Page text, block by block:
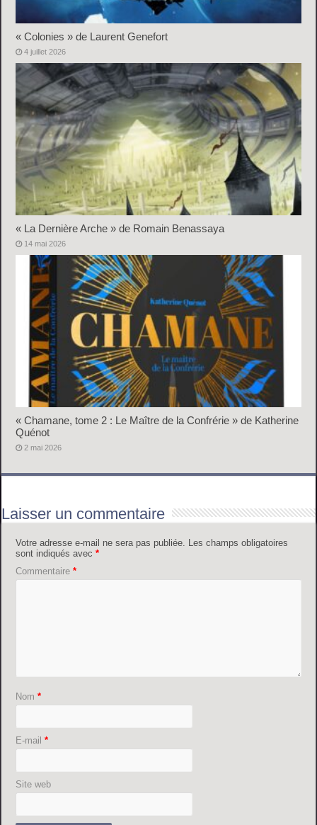
« Colonies » de Laurent Genefort
4 juillet 2026
« La Dernière Arche » de Romain Benassaya
14 mai 2026
« Chamane, tome 2 : Le Maître de la Confrérie » de Katherine
Quénot
2 mai 2026
Laisser un commentaire
Votre adresse e-mail ne sera pas publiée.
Les champs obligatoires
sont indiqués avec*
Commentaire*
Nom*
E-mail*
Site web